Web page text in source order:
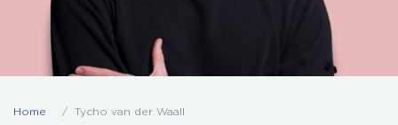
Home Tycho van der Waall